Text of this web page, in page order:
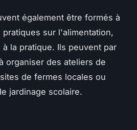
également être formés à
sur l'alimentation,
la pratique. Ils peuvent par
organiser des ateliers de
de fermes locales ou
jardinage scolaire.